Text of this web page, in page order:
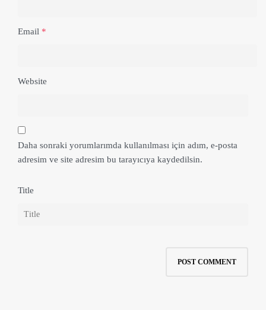
Email *
Website
Daha sonraki yorumlarımda kullanılması için adım, e-posta
adresim ve site adresim bu tarayıcıya kaydedilsin.
Title